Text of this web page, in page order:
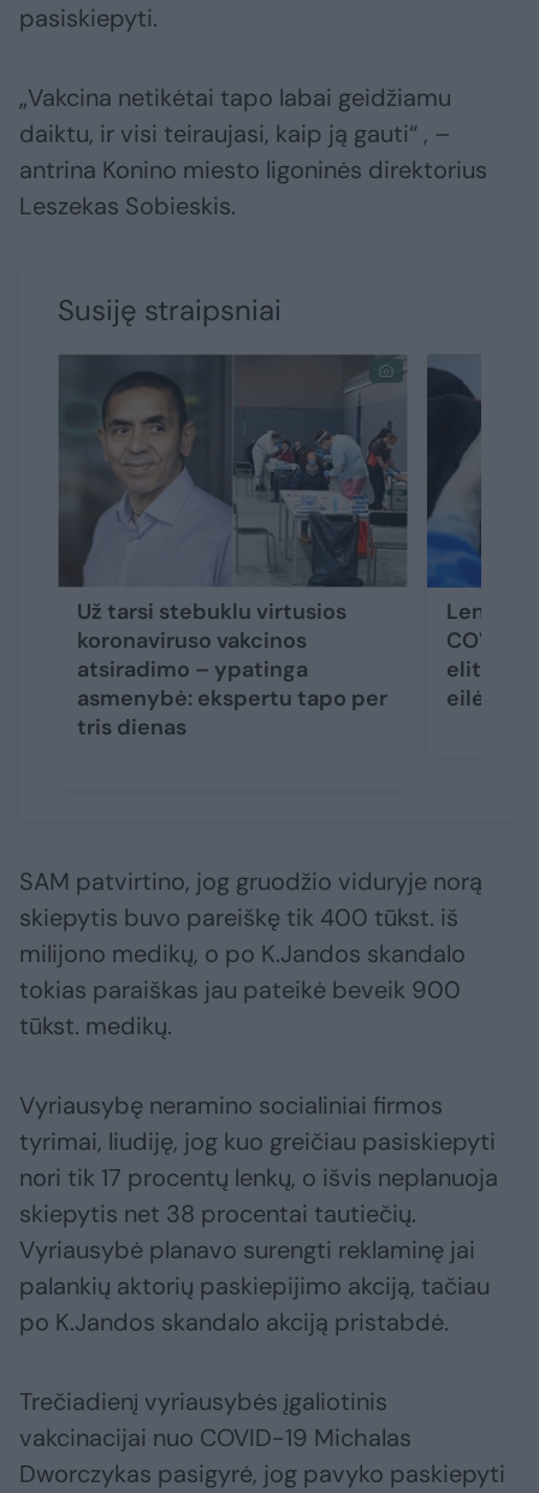
pasiskiepyti.
„Vakcina netikėtai tapo labai geidžiamu
daiktu, ir visi teiraujasi, kaip ją gauti“ , –
antrina Konino miesto ligoninės direktorius
Leszekas Sobieskis.
Susiję straipsniai
Už tarsi stebuklu virtusios
koronaviruso vakcinos
atsiradimo – ypatinga
asmenybė: ekspertu tapo per
tris dienas
COVID-
elitas
eilės
SAM patvirtino, jog gruodžio viduryje norą
skiepytis buvo pareiškę tik 400 tūkst. iš
milijono medikų, o po K.Jandos skandalo
tokias paraiškas jau pateikė beveik 900
tūkst. medikų.
Vyriausybę neramino socialiniai firmos
tyrimai, liudiję, jog kuo greičiau pasiskiepyti
nori tik 17 procentų lenkų, o išvis neplanuoja
skiepytis net 38 procentai tautiečių.
Vyriausybė planavo surengti reklaminę jai
palankių aktorių paskiepijimo akciją, tačiau
po K.Jandos skandalo akciją pristabdė.
Trečiadienį vyriausybės įgaliotinis
vakcinacijai nuo COVID-19 Michalas
Dworczykas pasigyrė, jog pavyko paskiepyti